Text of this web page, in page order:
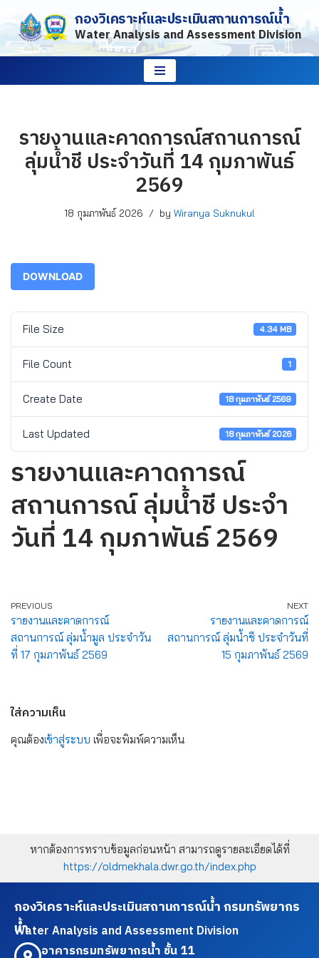
Skip
to
กองวิเคราะห์และประเมินสถานการณ์น้ำ
Water Analysis and Assessment Division
รายงานและคาดการณ์สถานการณ์
ลุ่มน้ำชี ประจำวันที่ 14 กุมภาพันธ์
2569
18 กุมภาพันธ์ 2026 by Wiranya Suknukul
DOWNLOAD
File Size 4.34 MB
File Count 1
Create Date 18 กุมภาพันธ์ 2569
Last Updated 18 กุมภาพันธ์ 2026
รายงานและคาดการณ์
สถานการณ์ ลุ่มน้ำชี ประจำ
วันที่ 14 กุมภาพันธ์ 2569
PREVIOUS
รายงานและคาดการณ์
สถานการณ์ ลุ่มน้ำมูล ประจำวัน
ที่ 17 กุมภาพันธ์ 2569
NEXT
รายงานและคาดการณ์
สถานการณ์ ลุ่มน้ำชี ประจำวันที่
15 กุมภาพันธ์ 2569
ใส่ความเห็น
คุณต้องเข้าสู่ระบบ เพื่อจะพิมพ์ความเห็น
หากต้องการทราบข้อมูลก่อนหน้า สามารถดูรายละเอียดได้ที่
https://oldmekhala.dwr.go.th/index.php
กองวิเคราะห์และประเมินสถานการณ์น้ำ กรมทรัพยากร
น้ำ
Water Analysis and Assessment Division
อาคารกรมทรัพยากรน้ำ ชั้น 11